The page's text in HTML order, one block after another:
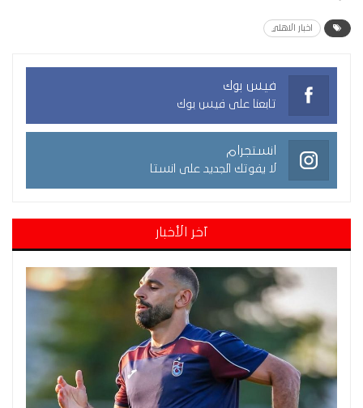
اخبار الاهلي
فيس بوك
تابعنا على فيس بوك
انستجرام
لا يفوتك الجديد على انستا
آخر الأخبار